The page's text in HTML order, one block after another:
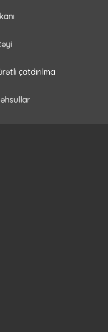
çatdırılma